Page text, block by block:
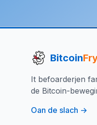
Bitcoin
It befoarderjen
de Bitcoin-
Oan de slach →